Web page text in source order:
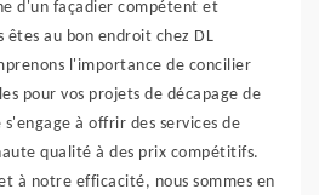
d'un façadier compétent et
êtes au bon endroit chez DL
l'importance de concilier
pour vos projets de décapage de
à offrir des services de
qualité à des prix compétitifs.
à notre efficacité, nous sommes en